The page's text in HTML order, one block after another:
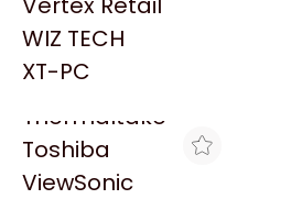
Seagate
Sentey
Solarmax
Thermaltake
Toshiba
ViewSonic
WIZ TECH
XT-PC
MAX TECNO
GRABA DVD LITE ON 22X
$32.032